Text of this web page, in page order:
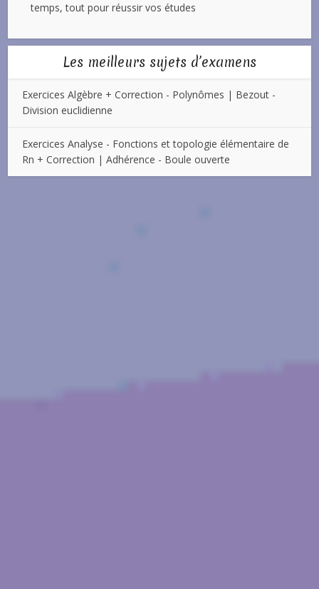
temps, tout pour réussir vos études
Les meilleurs sujets d’examens
Exercices Algèbre + Correction - Polynômes | Bezout -
Division euclidienne
Exercices Analyse - Fonctions et topologie élémentaire de
Rn + Correction | Adhérence - Boule ouverte